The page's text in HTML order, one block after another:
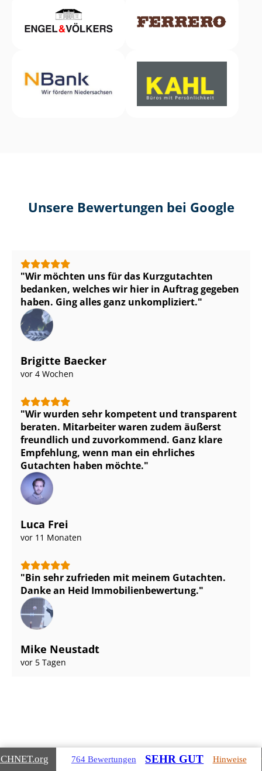
Unsere Bewertungen bei Google
Wir möchten uns für das Kurzgutachten
bedanken, welches wir hier in Auftrag gegeben
haben. Ging alles ganz unkompliziert.
Brigitte Baecker
vor 4 Wochen
Wir wurden sehr kompetent und transparent
beraten. Mitarbeiter waren zudem äußerst
freundlich und zuvorkommend. Ganz klare
Empfehlung, wenn man ein ehrliches
Gutachten haben möchte.
Luca Frei
vor 11 Monaten
Bin sehr zufrieden mit meinem Gutachten.
Danke an Heid Im­mo­bi­li­en­be­wer­tung.
Mike Neustadt
vor 5 Tagen
Gebäudearten, die wir für Sie
.org 764 Bewertungen SEHR GUT Hinweise